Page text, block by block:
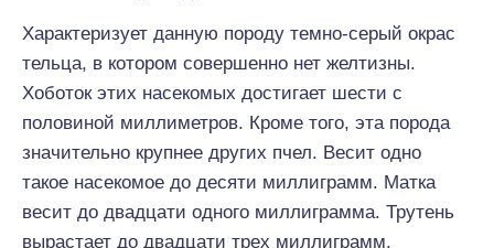
Характеризует данную породу темно-серый окрас
тельца, в котором совершенно нет желтизны.
Хоботок этих насекомых достигает шести с
половиной миллиметров. Кроме того, эта порода
значительно крупнее других пчел. Весит одно
такое насекомое до десяти миллиграмм. Матка
весит до двадцати одного миллиграмма. Трутень
вырастает до двадцати трех миллиграмм.